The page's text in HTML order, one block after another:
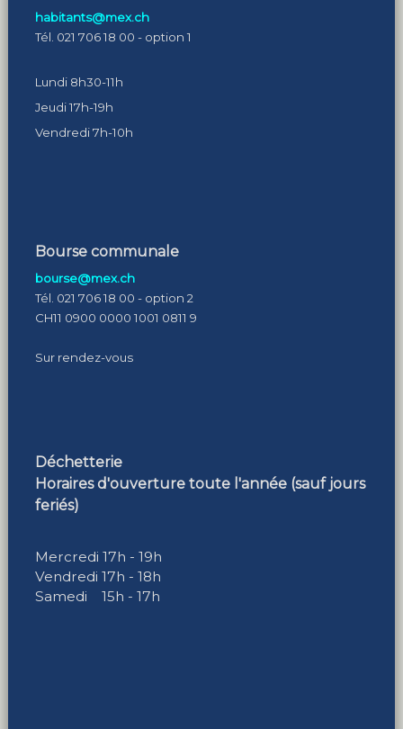
habitants@mex.ch
Tél. 021 706 18 00 - option 1
Lundi 8h30-11h
Jeudi 17h-19h
Vendredi 7h-10h
Bourse communale
bourse@mex.ch
Tél. 021 706 18 00 - option 2
CH11 0900 0000 1001 0811 9
Sur rendez-vous
Déchetterie
Horaires d'ouverture toute l'année (sauf jours
feriés)
Mercredi 17h - 19h
Vendredi 17h - 18h
Samedi 15h - 17h